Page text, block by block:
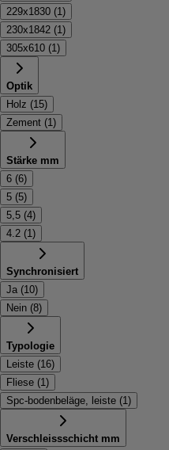
229x1830 (1 )
230x1842 (1 )
305x610 (1 )
Optik
Holz (15)
Zement (1 )
Stärke mm
6 (6)
5 (5)
5,5 (4)
4.2 (1 )
Synchronisiert
Ja (10)
Nein (8)
Typologie
Leiste (16)
Fliese (1 )
Spc-bodenbeläge, leiste (1 )
Verschleissschicht mm